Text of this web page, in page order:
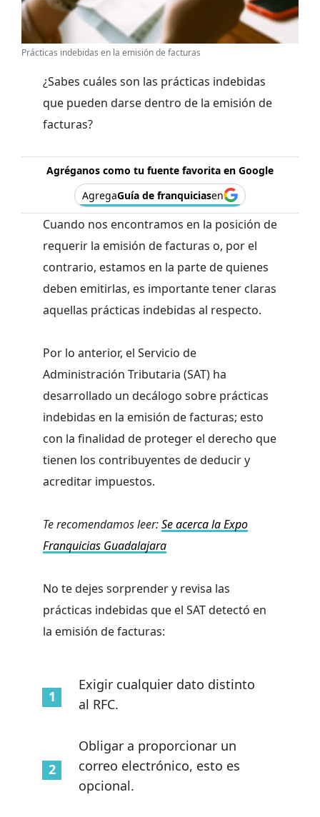
Prácticas indebidas en la emisión de facturas
¿Sabes cuáles son las prácticas indebidas
que pueden darse dentro de la emisión de
facturas?
Agréganos como tu fuente favorita en Google
AgregaGuía de franquiciasen
Cuando nos encontramos en la posición de
requerir la emisión de facturas o, por el
contrario, estamos en la parte de quienes
deben emitirlas, es importante tener claras
aquellas prácticas indebidas al respecto.
Por lo anterior, el Servicio de
Administración Tributaria (SAT) ha
desarrollado un decálogo sobre prácticas
indebidas en la emisión de facturas; esto
con la finalidad de proteger el derecho que
tienen los contribuyentes de deducir y
acreditar impuestos.
Te recomendamos leer:Se acerca la Expo
Franquicias Guadalajara
No te dejes sorprender y revisa las
prácticas indebidas que el SAT detectó en
la emisión de facturas:
Exigir cualquier dato distinto
al RFC.
Obligar a proporcionar un
correo electrónico, esto es
opcional.